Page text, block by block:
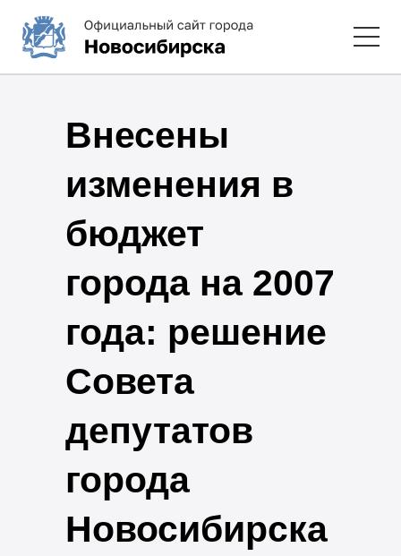
Внесены
изменения в
бюджет
города на 2007
года: решение
Совета
депутатов
города
Новосибирска